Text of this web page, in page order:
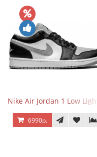
Nike Air Jordan 1 Low
6990р.